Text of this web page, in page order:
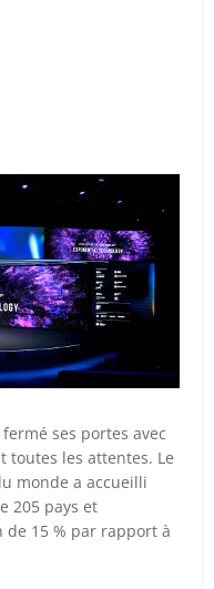
ses portes avec
toutes les attentes. Le
monde a accueilli
205 pays et
15 % par rapport à